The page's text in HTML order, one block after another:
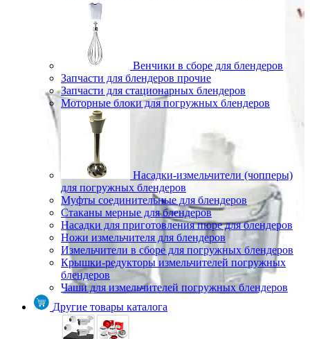
Венчики в сборе для блендеров
Запчасти для блендеров прочие
Запчасти для стационарных блендеров
Моторные блоки для погружных блендеров
Насадки-измельчители (чопперы)
для погружных блендеров
Муфты соединительные для блендеров
Стаканы мерные для блендеров
Насадки для приготовления пюре для блендеров
Ножи измельчителя для блендеров
Измельчители в сборе для погружных блендеров
Крышки-редукторы измельчителей погружных
блендеров
Чаши для измельчителей погружных блендеров
Другие товары каталога